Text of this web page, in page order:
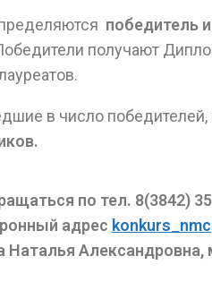
победитель
получают
в число
по тел. 8(3842)
адрес
Наталья Александровна,